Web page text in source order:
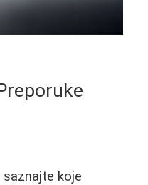
koje